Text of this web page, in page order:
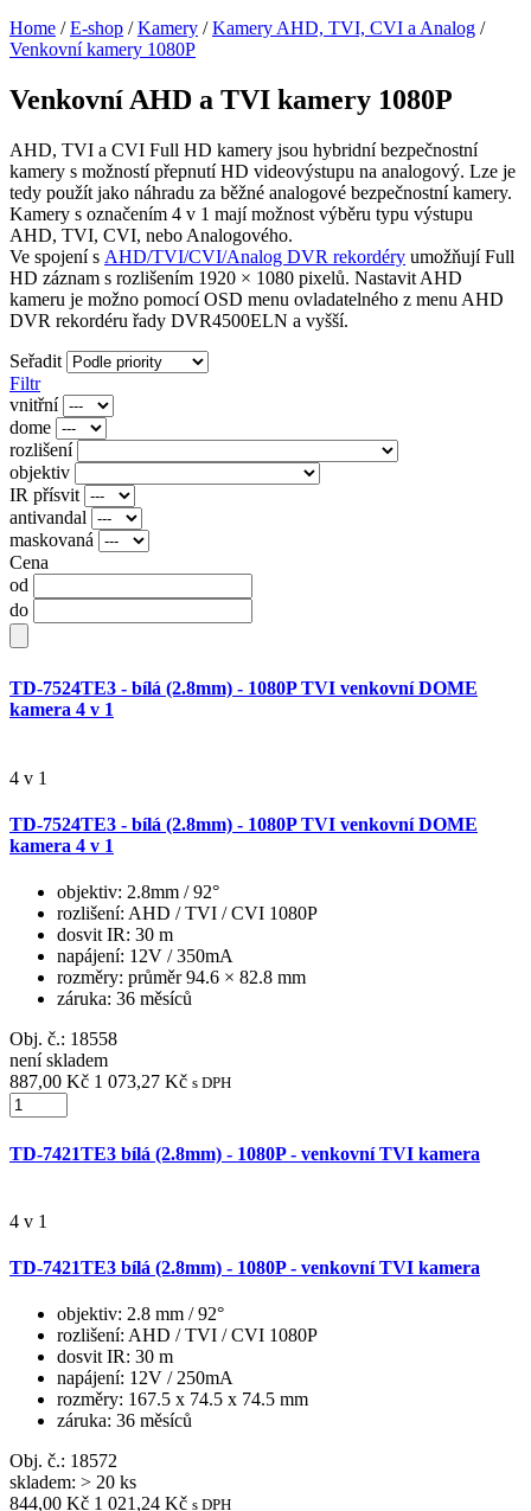
Home / E-shop / Kamery / Kamery AHD, TVI, CVI a Analog /
Venkovní kamery 1080P
Venkovní AHD a TVI kamery 1080P
AHD, TVI a CVI Full HD kamery jsou hybridní bezpečnostní
kamery s možností přepnutí HD videovýstupu na analogový. Lze je
tedy použít jako náhradu za běžné analogové bezpečnostní kamery.
Kamery s označením 4 v 1 mají možnost výběru typu výstupu
AHD, TVI, CVI, nebo Analogového.
Ve spojení s AHD/TVI/CVI/Analog DVR rekordéry umožňují Full
HD záznam s rozlišením 1920 × 1080 pixelů. Nastavit AHD
kameru je možno pomocí OSD menu ovladatelného z menu AHD
DVR rekordéru řady DVR4500ELN a vyšší.
Seřadit
Filtr
vnitřní
dome
rozlišení
objektiv
IR přísvit
antivandal
maskovaná
Cena
od
do
TD-7524TE3 - bílá (2.8mm) - 1080P TVI venkovní DOME
kamera 4 v 1
4 v 1
TD-7524TE3 - bílá (2.8mm) - 1080P TVI venkovní DOME
kamera 4 v 1
objektiv: 2.8mm / 92°
rozlišení: AHD / TVI / CVI 1080P
dosvit IR: 30 m
napájení: 12V / 350mA
rozměry: průměr 94.6 × 82.8 mm
záruka: 36 měsíců
Obj. č.: 18558
není skladem
887,00 Kč 1 073,27 Kč s DPH
TD-7421TE3 bílá (2.8mm) - 1080P - venkovní TVI kamera
4 v 1
TD-7421TE3 bílá (2.8mm) - 1080P - venkovní TVI kamera
objektiv: 2.8 mm / 92°
rozlišení: AHD / TVI / CVI 1080P
dosvit IR: 30 m
napájení: 12V / 250mA
rozměry: 167.5 x 74.5 x 74.5 mm
záruka: 36 měsíců
Obj. č.: 18572
skladem: > 20 ks
844,00 Kč 1 021,24 Kč s DPH